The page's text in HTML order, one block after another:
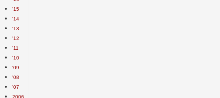
'15
'14
'13
'12
'11
'10
'09
'08
'07
2006